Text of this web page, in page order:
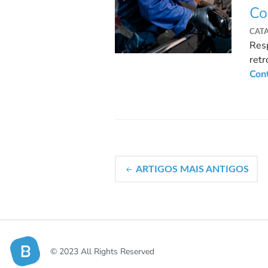
ARTIGOS MAIS ANTIGOS
© 2023 All Rights Reserved